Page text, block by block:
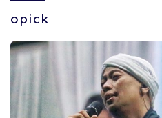
opick